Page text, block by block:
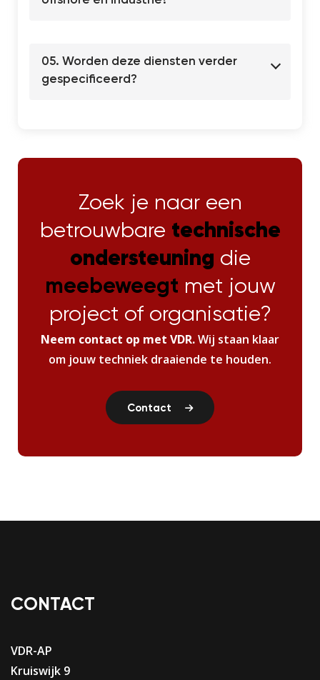
05. Worden deze diensten verder
gespecificeerd?
Zoek je naar een
betrouwbare technische
ondersteuning die
meebeweegt met jouw
project of organisatie?
Neem contact op met VDR.Wij staan klaar
om jouw techniek draaiende te houden.
Contact
CONTACT
VDR-AP
Kruiswijk 9